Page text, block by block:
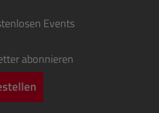
Events
abonnieren